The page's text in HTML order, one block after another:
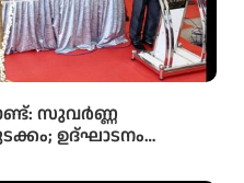
സുവർണ്ണ
ഉദ്ഘാടനം